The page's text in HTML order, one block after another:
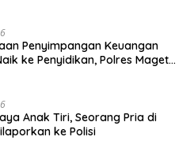
Penyimpangan Keuangan
ke Penyidikan, Polres Magetan
Anak Tiri, Seorang Pria di
ke Polisi